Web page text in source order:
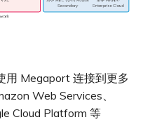
登录 Megaport Portal
用 Megaport 连接到更多
Web Services、
Cloud Platform 等